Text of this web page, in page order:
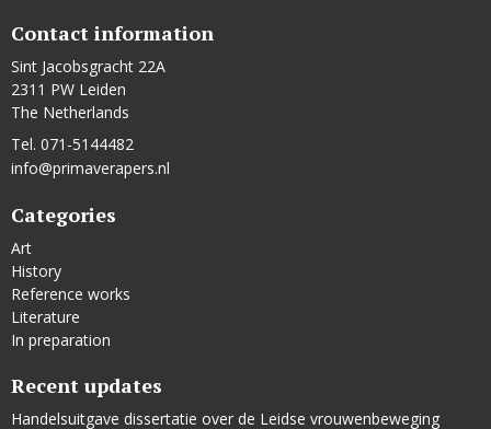
Contact information
Sint Jacobsgracht 22A
2311 PW Leiden
The Netherlands
Tel. 071-5144482
info@primaverapers.nl
Categories
Art
History
Reference works
Literature
In preparation
Recent updates
Handelsuitgave dissertatie over de Leidse vrouwenbeweging